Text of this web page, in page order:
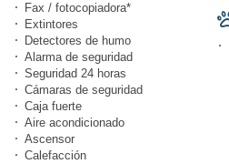
Fax / fotocopiadora*
Extintores
Detectores de humo
Alarma de seguridad
Seguridad 24 horas
Cámaras de seguridad
Caja fuerte
Aire acondicionado
Ascensor
Calefacción